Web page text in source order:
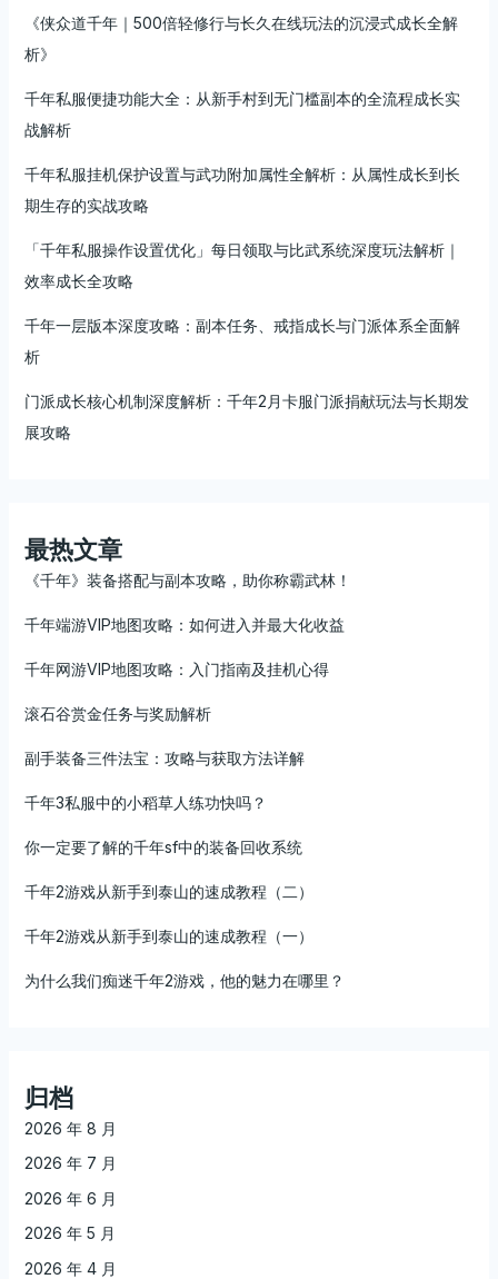
《侠众道千年｜500倍轻修行与长久在线玩法的沉浸式成长全解
析》
千年私服便捷功能大全：从新手村到无门槛副本的全流程成长实
战解析
千年私服挂机保护设置与武功附加属性全解析：从属性成长到长
期生存的实战攻略
「千年私服操作设置优化」每日领取与比武系统深度玩法解析｜
效率成长全攻略
千年一层版本深度攻略：副本任务、戒指成长与门派体系全面解
析
门派成长核心机制深度解析：千年2月卡服门派捐献玩法与长期发
展攻略
最热文章
《千年》装备搭配与副本攻略，助你称霸武林！
千年端游VIP地图攻略：如何进入并最大化收益
千年网游VIP地图攻略：入门指南及挂机心得
滚石谷赏金任务与奖励解析
副手装备三件法宝：攻略与获取方法详解
千年3私服中的小稻草人练功快吗？
你一定要了解的千年sf中的装备回收系统
千年2游戏从新手到泰山的速成教程（二）
千年2游戏从新手到泰山的速成教程（一）
为什么我们痴迷千年2游戏，他的魅力在哪里？
归档
2026 年 8 月
2026 年 7 月
2026 年 6 月
2026 年 5 月
2026 年 4 月